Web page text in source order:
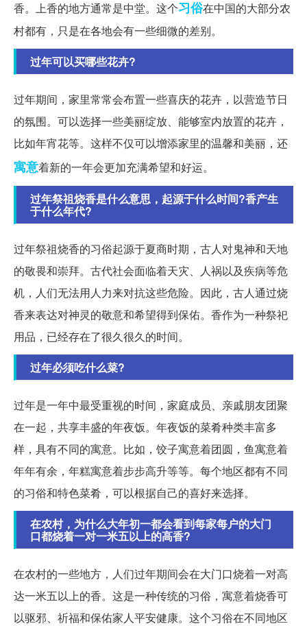
香。上香的地方通常是中堂。这个习俗在中国的大部分农
村都有，只是在各地会有一些细微的差别。
过年可以买哪些花卉?
过年期间，家里常常会布置一些喜庆的花卉，以营造节日
的氛围。可以选择一些美丽绽放、能够室内放置的花卉，
比如年宵花等。这样不仅可以增添家里的温馨和美丽，还
寓意着新的一年会更加充满希望和好运。
过年祭祖烧香是什么意思，起源于什么时间?香产生
于什么年代?
过年祭祖烧香的习俗起源于夏商时期，古人对鬼神和天地
的敬畏和崇拜。古代社会面临着天灾、人祸以及疾病等危
机，人们无法用人力来对抗这些危险。因此，古人通过烧
香来表达对神灵的敬意和希望得到保佑。香作为一种祭祀
用品，已经存在了很久很久的时间。
过年必须吃什么菜?
过年是一年中最受重视的时间，家庭成员、亲戚朋友团聚
在一起，共享丰盛的年夜饭。年夜饭的菜肴种类丰富多
样，具有不同的寓意。比如，饺子寓意着团圆，鱼寓意着
年年有余，年糕寓意着步步高升等等。每个地区都有不同
的习俗和特色菜肴，可以根据自己的喜好来选择。
在农村，为什么大年初一都会看到每家每户的大门
口都烧着一对一米五以上的高香?
在农村的一些地方，人们过年期间会在大门口烧着一对高
达一米五以上的香。这是一种传统的习俗，寓意着烧香可
以驱邪、祈福和保佑家人平安健康。这个习俗在不同地区